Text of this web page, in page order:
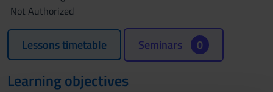
Not Authorized
Lessons timetable Seminars 0
Learning objectives